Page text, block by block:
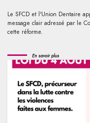
Le SFCD et l'Union Dentaire
message clair adressé par le
cette réforme.
En savoir plus